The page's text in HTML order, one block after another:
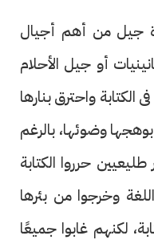
جيل من أهم أجيال
أو جيل الأحلام
واحترق بنارها
وضوئها، بالرغم
حرروا الكتابة
وخرجوا من بئرها
لكنهم غابوا جميعًا